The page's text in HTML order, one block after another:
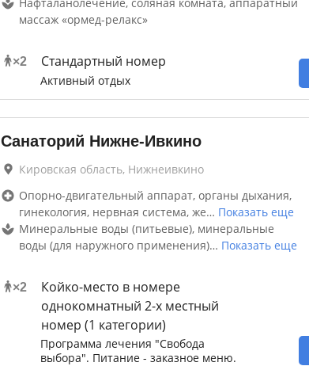
массаж «ормед-релакс»
×2 Стандартный номер
Активный отдых
Санаторий Нижне-Ивкино
Кировская область, Нижнеивкино
Опорно-двигательный аппарат, органы дыхания,
гинекология, нервная система, же… Показать еще
Минеральные воды (питьевые), минеральные
воды (для наружного применения)… Показать еще
×2
Койко-место в номере
однокомнатный 2-х местный
номер (1 категории)
Программа лечения "Свобода
выбора". Питание - заказное меню.